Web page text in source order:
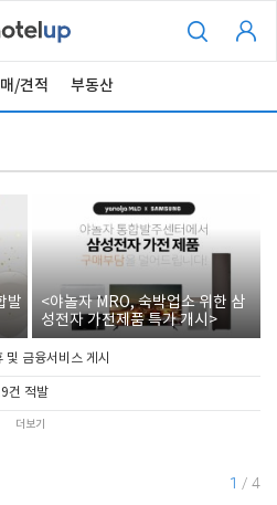
/견적 부동산
발
<야놀자 MRO, 숙박업소 위한 삼
성전자 가전제품 특가 개시>
금융서비스 게시
건 적발
더보기
1 / 4